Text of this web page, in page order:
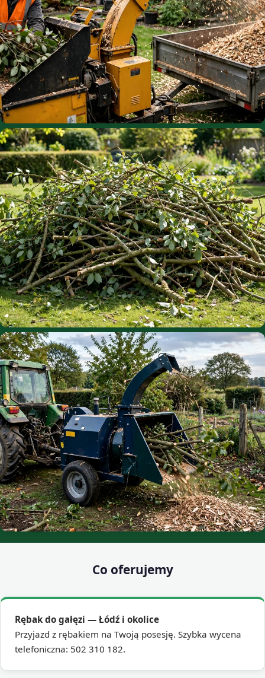
Co oferujemy
Rębak do gałęzi — Łódź i okolice
Przyjazd z rębakiem na Twoją posesję. Szybka wycena
telefoniczna: 502 310 182.